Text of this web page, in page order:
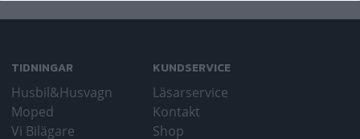
TIDNINGAR
Husbil&Husvagn
Moped
Vi Bilägare
KUNDSERVICE
Läsarservice
Kontakt
Shop